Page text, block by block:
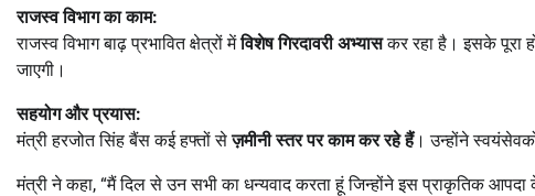
राजस्व विभाग का काम:
राजस्व विभाग बाढ़ प्रभावित क्षेत्रों मेंविशेष गिरदावरी अभ्यासकर रहा है। इसके पूरा
जाएगी।
सहयोग और प्रयास:
मंत्री हरजोत सिंह बैंस कई हफ्तों सेज़मीनी स्तर पर काम कर रहे हैं। उन्होंने
मंत्री ने कहा, “मैं दिल से उन सभी का धन्यवाद करता हूं जिन्होंने इस प्राकृतिक